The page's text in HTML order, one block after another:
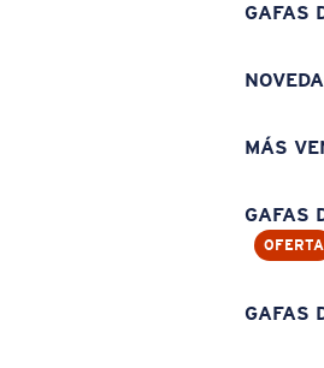
GAFAS
MÁS
GAFAS
OFERTA
GAFAS
Los más vendidos de gafas de sol